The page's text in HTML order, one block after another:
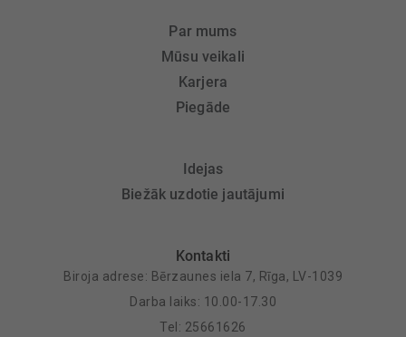
Par mums
Mūsu veikali
Karjera
Piegāde
Idejas
Biežāk uzdotie jautājumi
Kontakti
Biroja adrese: Bērzaunes iela 7, Rīga, LV-1039
Darba laiks: 10.00-17.30
Tel: 25661626